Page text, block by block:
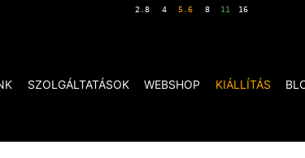
SZOLGÁLTATÁSOK WEBSHOP KIÁLLÍTÁS